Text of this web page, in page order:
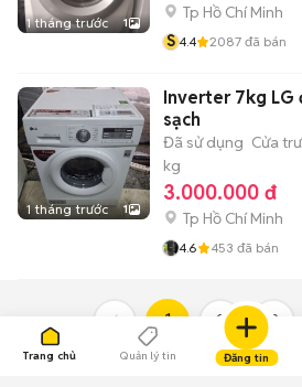
Trang chủ Quản lý tin Đăng tin
1 tháng trước 1
Tp Hồ Chí Minh
S 4.4 2087 đã bán
1 tháng trước 1
Inverter 7kg LG
sạch
Đã sử dụng Cửa
kg
3.000.000 đ
Tp Hồ Chí Minh
4.6 453 đã bán
1 2 3